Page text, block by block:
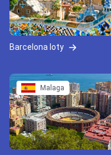
Barcelona loty
Malaga